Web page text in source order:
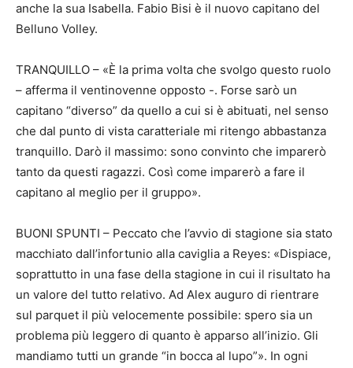
anche la sua Isabella. Fabio Bisi è il nuovo capitano del
Belluno Volley.
TRANQUILLO – «È la prima volta che svolgo questo ruolo
– afferma il ventinovenne opposto -. Forse sarò un
capitano “diverso” da quello a cui si è abituati, nel senso
che dal punto di vista caratteriale mi ritengo abbastanza
tranquillo. Darò il massimo: sono convinto che imparerò
tanto da questi ragazzi. Così come imparerò a fare il
capitano al meglio per il gruppo».
BUONI SPUNTI – Peccato che l’avvio di stagione sia stato
macchiato dall’infortunio alla caviglia a Reyes: «Dispiace,
soprattutto in una fase della stagione in cui il risultato ha
un valore del tutto relativo. Ad Alex auguro di rientrare
sul parquet il più velocemente possibile: spero sia un
problema più leggero di quanto è apparso all’inizio. Gli
mandiamo tutti un grande “in bocca al lupo”». In ogni